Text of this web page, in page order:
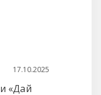
17.10.2025
«Дай